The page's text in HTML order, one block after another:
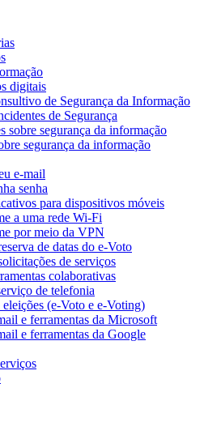
digitais
de Segurança da Informação
de Segurança
sobre segurança da informação
segurança da informação
e-mail
senha
para dispositivos móveis
a uma rede Wi-Fi
por meio da VPN
de datas do e-Voto
de serviços
colaborativas
de telefonia
eleições (e-Voto e e-Voting)
e ferramentas da Microsoft
e ferramentas da Google